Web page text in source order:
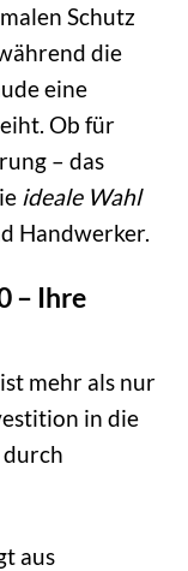
Schutz
die
eine
Ob für
– das
ideale Wahl
Handwerker.
– Ihre
mehr als nur
in die
durch
aus